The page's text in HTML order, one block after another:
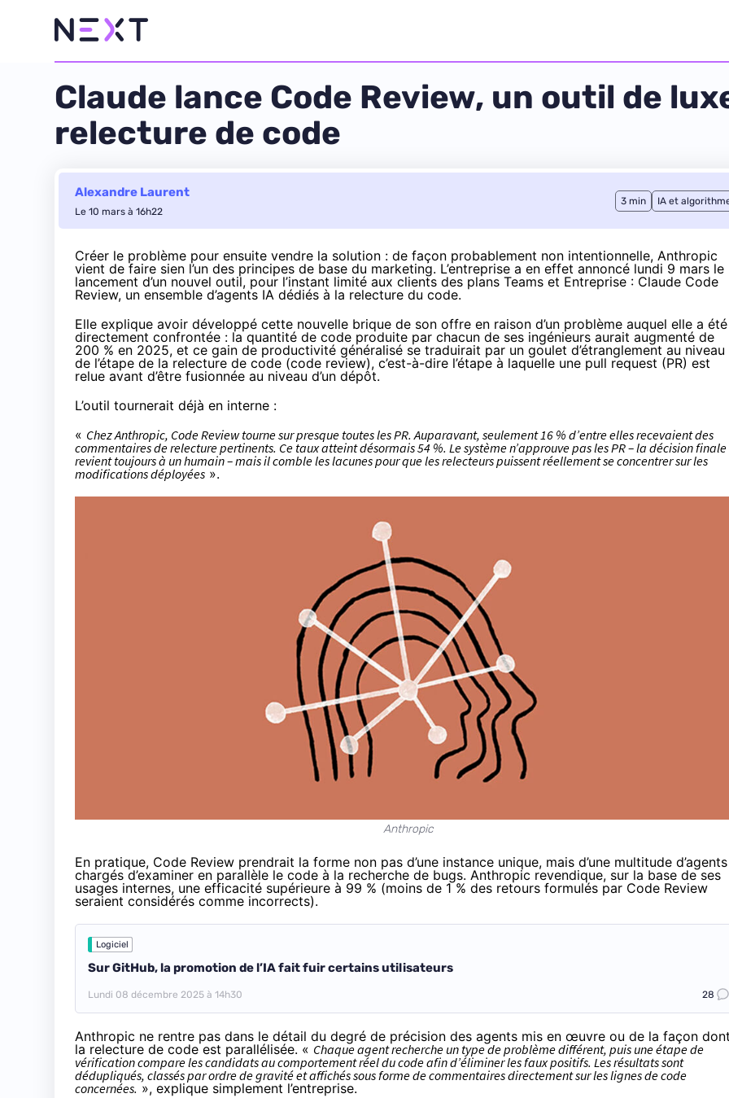
Claude lance Code Review, un outil de
relecture de code
Alexandre Laurent
Le 10 mars à 16h22
3 min IA et
Créer le problème pour ensuite vendre la solution : de façon probablement non intentionnelle, Anthropic
vient de faire sien l’un des principes de base du marketing. L’entreprise a en effet annoncé lundi 9 mars le
lancement d’un nouvel outil, pour l’instant limité aux clients des plans Teams et Entreprise : Claude Code
Review, un ensemble d’agents IA dédiés à la relecture du code.
Elle explique avoir développé cette nouvelle brique de son offre en raison d’un problème auquel elle a été
directement confrontée : la quantité de code produite par chacun de ses ingénieurs aurait augmenté de
200 % en 2025, et ce gain de productivité généralisé se traduirait par un goulet d’étranglement au niveau
de l’étape de la relecture de code (code review), c’est-à-dire l’étape à laquelle une pull request (PR) est
relue avant d’être fusionnée au niveau d’un dépôt.
L’outil tournerait déjà en interne :
« Chez Anthropic, Code Review tourne sur presque toutes les PR. Auparavant, seulement 16 % d’entre elles recevaient des
commentaires de relecture pertinents. Ce taux atteint désormais 54 %. Le système n’approuve pas les PR – la décision finale
revient toujours à un humain – mais il comble les lacunes pour que les relecteurs puissent réellement se concentrer sur les
modifications déployées ».
Anthropic
En pratique, Code Review prendrait la forme non pas d’une instance unique, mais d’une multitude d’agents
chargés d’examiner en parallèle le code à la recherche de bugs. Anthropic revendique, sur la base de ses
usages internes, une efficacité supérieure à 99 % (moins de 1 % des retours formulés par Code Review
seraient considérés comme incorrects).
Logiciel
Sur GitHub, la promotion de l’IA fait fuir certains utilisateurs
Lundi 08 décembre 2025 à 14h30 28
Anthropic ne rentre pas dans le détail du degré de précision des agents mis en œuvre ou de la façon
la relecture de code est parallélisée. « Chaque agent recherche un type de problème différent, puis une étape de
vérification compare les candidats au comportement réel du code afin d’éliminer les faux positifs. Les résultats sont
dédupliqués, classés par ordre de gravité et affichés sous forme de commentaires directement sur les lignes de code
concernées. », explique simplement l’entreprise.